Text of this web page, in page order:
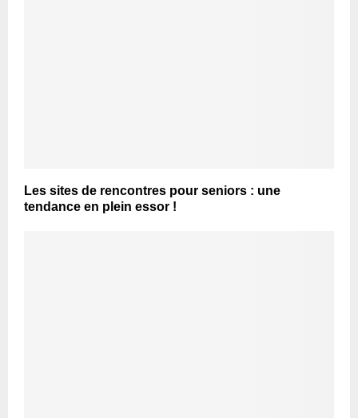
Les sites de rencontres pour seniors : une
tendance en plein essor !